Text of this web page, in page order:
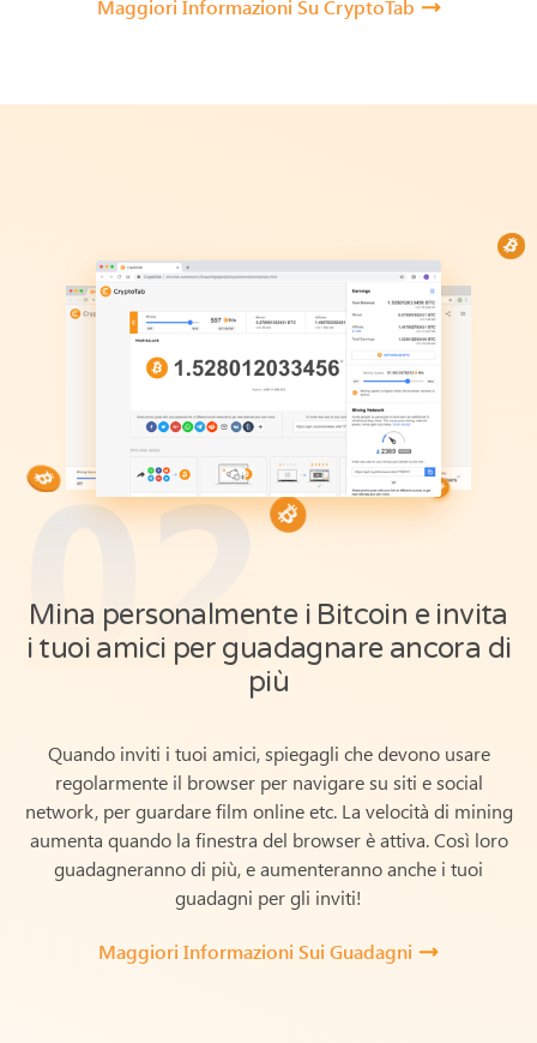
Maggiori Informazioni Su CryptoTab
Mina personalmente i Bitcoin e invita
i tuoi amici per guadagnare ancora di
più
Quando inviti i tuoi amici, spiegagli che devono usare
regolarmente il browser per navigare su siti e social
network, per guardare film online etc. La velocità di mining
aumenta quando la finestra del browser è attiva.Così loro
guadagneranno di più, e aumenteranno anche i tuoi
guadagni per gli inviti!
Maggiori Informazioni Sui Guadagni
02